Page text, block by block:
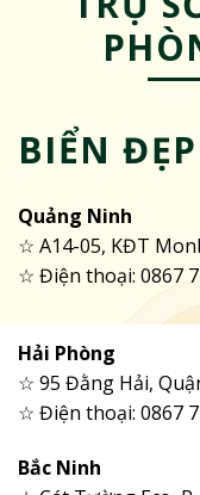
BIỂN
Quảng Ninh
☆ A14-05, KĐT
☆ Điện thoại: 0867
Hải Phòng
☆ 95 Đằng Hải,
☆ Điện thoại: 0867
Bắc Ninh